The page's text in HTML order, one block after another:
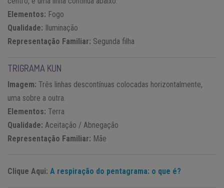
Elementos: Fogo
Qualidade: Iluminação
Representação Familiar: Segunda filha
TRIGRAMA KUN
Imagem: Três linhas descontínuas colocadas horizontalmente,
uma sobre a outra.
Elementos: Terra
Qualidade: Aceitação / Abnegação
Representação Familiar: Mãe
Clique Aqui: A respiração do pentagrama: o que é?